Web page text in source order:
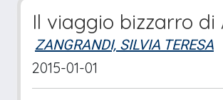
Il viaggio bizzarro di
ZANGRANDI, SILVIA TERESA
2015-01-01